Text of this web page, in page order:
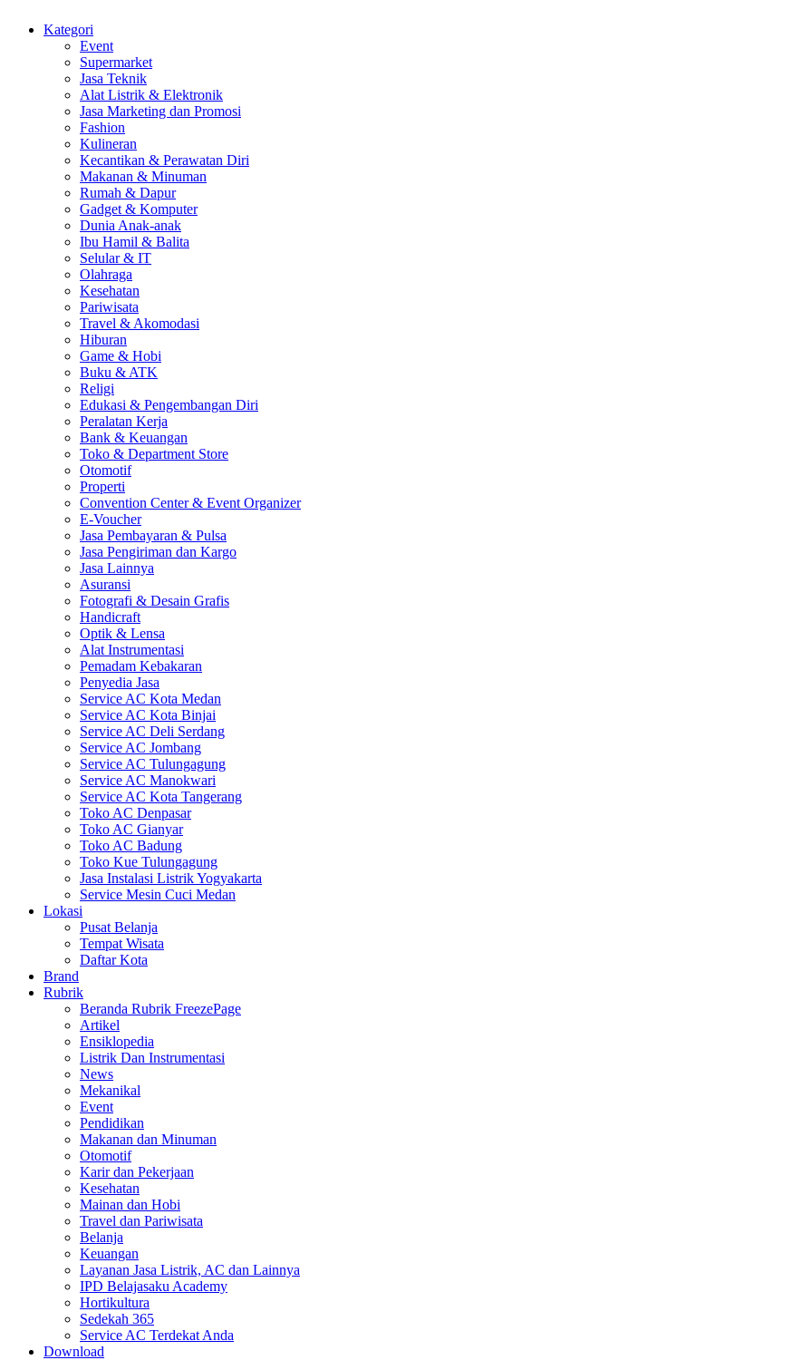
Kategori
Event
Supermarket
Jasa Teknik
Alat Listrik & Elektronik
Jasa Marketing dan Promosi
Fashion
Kulineran
Kecantikan & Perawatan Diri
Makanan & Minuman
Rumah & Dapur
Gadget & Komputer
Dunia Anak-anak
Ibu Hamil & Balita
Selular & IT
Olahraga
Kesehatan
Pariwisata
Travel & Akomodasi
Hiburan
Game & Hobi
Buku & ATK
Religi
Edukasi & Pengembangan Diri
Peralatan Kerja
Bank & Keuangan
Toko & Department Store
Otomotif
Properti
Convention Center & Event Organizer
E-Voucher
Jasa Pembayaran & Pulsa
Jasa Pengiriman dan Kargo
Jasa Lainnya
Asuransi
Fotografi & Desain Grafis
Handicraft
Optik & Lensa
Alat Instrumentasi
Pemadam Kebakaran
Penyedia Jasa
Service AC Kota Medan
Service AC Kota Binjai
Service AC Deli Serdang
Service AC Jombang
Service AC Tulungagung
Service AC Manokwari
Service AC Kota Tangerang
Toko AC Denpasar
Toko AC Gianyar
Toko AC Badung
Toko Kue Tulungagung
Jasa Instalasi Listrik Yogyakarta
Service Mesin Cuci Medan
Lokasi
Pusat Belanja
Tempat Wisata
Daftar Kota
Brand
Rubrik
Beranda Rubrik FreezePage
Artikel
Ensiklopedia
Listrik Dan Instrumentasi
News
Mekanikal
Event
Pendidikan
Makanan dan Minuman
Otomotif
Karir dan Pekerjaan
Kesehatan
Mainan dan Hobi
Travel dan Pariwisata
Belanja
Keuangan
Layanan Jasa Listrik, AC dan Lainnya
IPD Belajasaku Academy
Hortikultura
Sedekah 365
Service AC Terdekat Anda
Download